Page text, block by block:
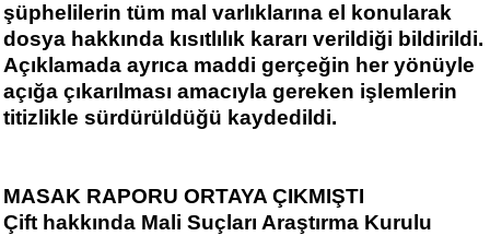
şüphelilerin tüm mal varlıklarına el konularak
dosya hakkında kısıtlılık kararı verildiği bildirildi.
Açıklamada ayrıca maddi gerçeğin her yönüyle
açığa çıkarılması amacıyla gereken işlemlerin
titizlikle sürdürüldüğü kaydedildi.
MASAK RAPORU ORTAYA ÇIKMIŞTI
Çift hakkında Mali Suçları Araştırma Kurulu